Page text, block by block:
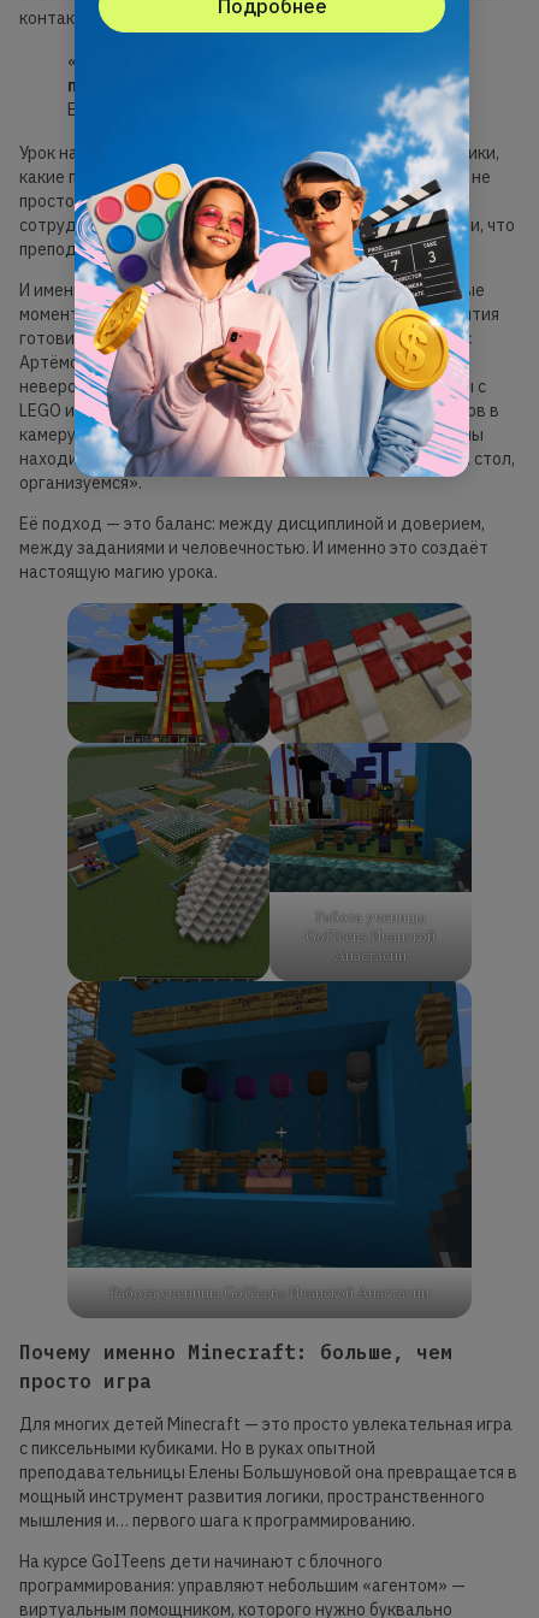
контакте.
«
поговорить о том, как у кого дела»,
— объясняет
Елена.
Урок начинается с разговора: кто что получил на праздники,
какие планы на каникулы, кто чем занимается дома. Это не
просто «болтовня» — это способ настроить учеников на
сотрудничество, дать им почувствовать, что они не одни, что
преподавательница рядом как друг и ментор.
И именно эта атмосфера доверия создаёт незабываемые
моменты. Например, с мальчиком, который во время занятия
готовил обед для мамы за кулисами онлайн-урока, или с
Артёмом, который каждый раз демонстрировал свои
невероятные поделки — конструкторские эксперименты с
LEGO и головой Беби Йоды. Кто-то показывал своих котов в
камеру, кто-то лежал на диване — и для каждого у Елены
находилось доброжелательное, но чёткое: «Садимся за стол,
организуемся».
Её подход — это баланс: между дисциплиной и доверием,
между заданиями и человечностью. И именно это создаёт
настоящую магию урока.
Работа ученицы
GoITeens Ичанской
Анастасии
Работа ученицы GoITeens Ичанской Анастасии
Почему именно Minecraft: больше, чем
просто игра
Для многих детей Minecraft — это просто увлекательная игра
с пиксельными кубиками. Но в руках опытной
преподавательницы Елены Большуновой она превращается в
мощный инструмент развития логики, пространственного
мышления и… первого шага к программированию.
На курсе GoITeens дети начинают с блочного
программирования: управляют небольшим «агентом» —
виртуальным помощником, которого нужно буквально
Подробнее